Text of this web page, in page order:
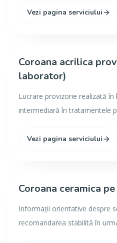
Vezi pagina serviciului
Coroana acrilica
laborator)
Lucrare provizorie realizată
intermediară în tratamentele
Vezi pagina serviciului
Coroana ceramica
Informații orientative despre
recomandarea stabilită în